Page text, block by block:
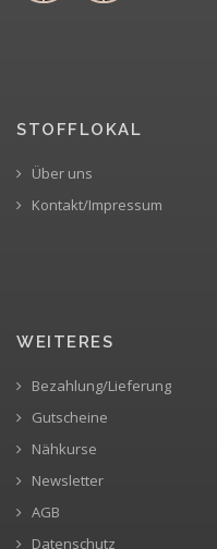
STOFFLOKAL
Über uns
Kontakt/Impressum
WEITERES
Bezahlung/Lieferung
Gutscheine
Nähkurse
Newsletter
AGB
Datenschutz